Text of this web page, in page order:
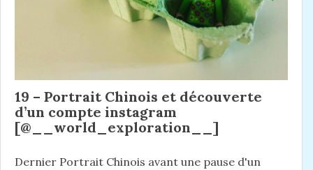
19 – Portrait Chinois et découverte
d’un compte instagram
[@__world_exploration__]
Dernier Portrait Chinois avant une pause d'un